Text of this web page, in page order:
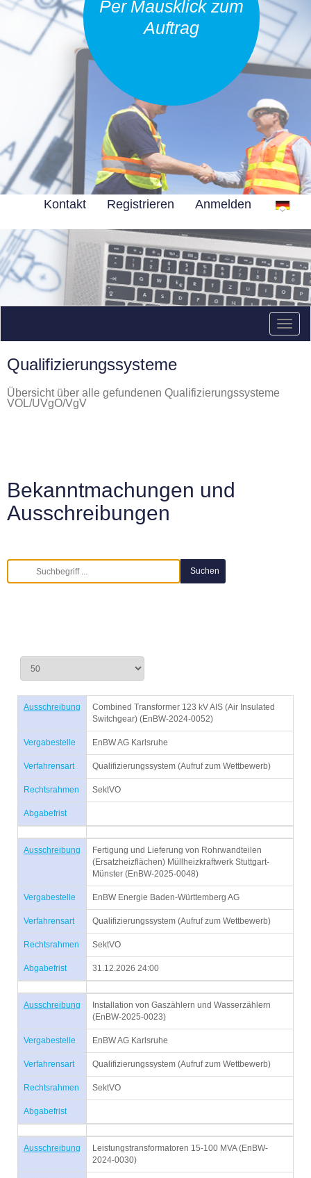
Per Mausklick zum
Auftrag
Kontakt Registrieren Anmelden
Qualifizierungssysteme
Übersicht über alle gefundenen Qualifizierungssysteme
VOL/UVgO/VgV
Bekanntmachungen und
Ausschreibungen
Ausschreibung
Combined Transformer 123 kV AIS (Air Insulated
Switchgear) (EnBW-2024-0052)
Vergabestelle EnBW AG Karlsruhe
Verfahrensart Qualifizierungssystem (Aufruf zum Wettbewerb)
Rechtsrahmen SektVO
Abgabefrist
Ausschreibung
Fertigung und Lieferung von Rohrwandteilen
(Ersatzheizflächen) Müllheizkraftwerk Stuttgart-
Münster (EnBW-2025-0048)
Vergabestelle EnBW Energie Baden-Württemberg AG
Verfahrensart Qualifizierungssystem (Aufruf zum Wettbewerb)
Rechtsrahmen SektVO
Abgabefrist 31.12.2026 24:00
Ausschreibung
Installation von Gaszählern und Wasserzählern
(EnBW-2025-0023)
Vergabestelle EnBW AG Karlsruhe
Verfahrensart Qualifizierungssystem (Aufruf zum Wettbewerb)
Rechtsrahmen SektVO
Abgabefrist
Ausschreibung
Leistungstransformatoren 15-100 MVA (EnBW-
2024-0030)